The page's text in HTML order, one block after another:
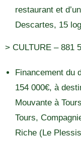
restaurant et
Descartes, 15
> CULTURE – 881
Financement du
154 000€, à
Mouvante à
Tours,
Riche (Le